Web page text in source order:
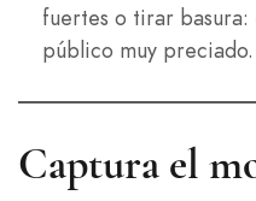
fuertes o tirar basura:
público muy preciado.
Captura el